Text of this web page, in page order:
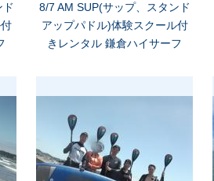
8/7 AM SUP(サップ、スタンド
アップパドル)体験スクール付
きレンタル 鎌倉ハイサーフ